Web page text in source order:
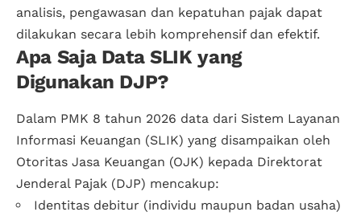
analisis, pengawasan dan kepatuhan pajak dapat
dilakukan secara lebih komprehensif dan efektif.
Apa Saja Data SLIK yang
Digunakan DJP?
Dalam PMK 8 tahun 2026 data dari Sistem Layanan
Informasi Keuangan (SLIK) yang disampaikan oleh
Otoritas Jasa Keuangan (OJK) kepada Direktorat
Jenderal Pajak (DJP) mencakup:
Identitas debitur (individu maupun badan usaha)